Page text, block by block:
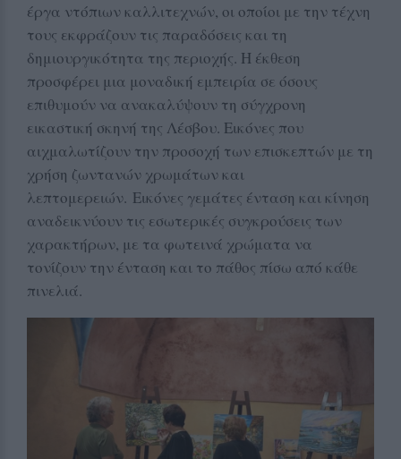
έργα ντόπιων καλλιτεχνών, οι οποίοι με την τέχνη
τους εκφράζουν τις παραδόσεις και τη
δημιουργικότητα της περιοχής. Η έκθεση
προσφέρει μια μοναδική εμπειρία σε όσους
επιθυμούν να ανακαλύψουν τη σύγχρονη
εικαστική σκηνή της Λέσβου. Εικόνες που
αιχμαλωτίζουν την προσοχή των επισκεπτών με τη
χρήση ζωντανών χρωμάτων και
λεπτομερειών. Εικόνες γεμάτες ένταση και κίνηση
αναδεικνύουν τις εσωτερικές συγκρούσεις των
χαρακτήρων, με τα φωτεινά χρώματα να
τονίζουν την ένταση και το πάθος πίσω από κάθε
πινελιά.